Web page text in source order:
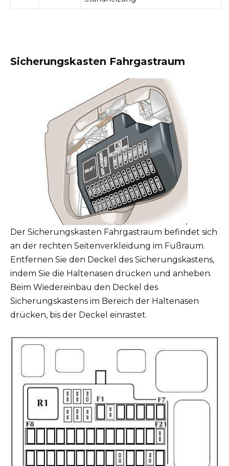
Sicherungskasten Fahrgastraum
Der Sicherungskasten Fahrgastraum befindet sich
an der rechten Seitenverkleidung im Fußraum.
Entfernen Sie den Deckel des Sicherungskastens,
indem Sie die Haltenasen drücken und anheben.
Beim Wiedereinbau den Deckel des
Sicherungskastens im Bereich der Haltenasen
drücken, bis der Deckel einrastet.